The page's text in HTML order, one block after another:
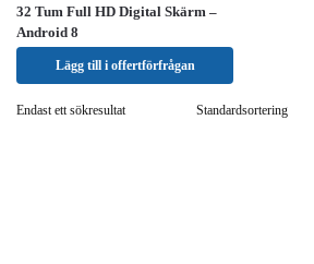
32 Tum Full HD Digital Skärm –
Android 8
Lägg till i offertförfrågan
Endast ett sökresultat